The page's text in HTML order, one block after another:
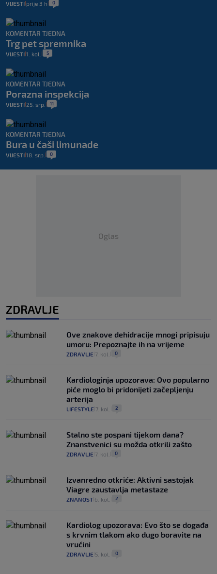
VIJESTI prije 3 h 0
KOMENTAR TJEDNA
Trg pet spremnika
VIJESTI 1. kol. 5
KOMENTAR TJEDNA
Porazna inspekcija
VIJESTI 25. srp. 11
KOMENTAR TJEDNA
Bura u čaši limunade
VIJESTI 18. srp. 0
Oglas
ZDRAVLJE
Ove znakove dehidracije mnogi pripisuju
umoru: Prepoznajte ih na vrijeme
ZDRAVLJE 7. kol. 0
Kardiologinja upozorava: Ovo popularno
piće moglo bi pridonijeti začepljenju
arterija
LIFESTYLE 7. kol. 2
Stalno ste pospani tijekom dana?
Znanstvenici su možda otkrili zašto
ZDRAVLJE 7. kol. 0
Izvanredno otkriće: Aktivni sastojak
Viagre zaustavlja metastaze
ZNANOST 6. kol. 2
Kardiolog upozorava: Evo što se događa
s krvnim tlakom ako dugo boravite na
vrućini
ZDRAVLJE 5. kol. 0